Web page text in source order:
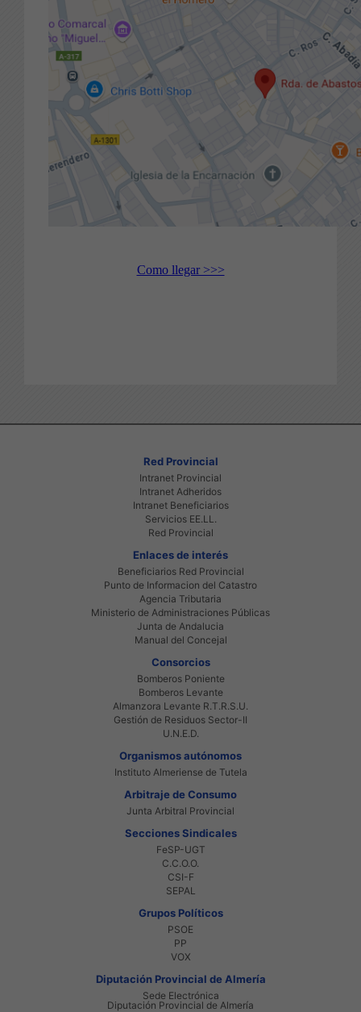
Como llegar >>>
Red Provincial
Intranet Provincial
Intranet Adheridos
Intranet Beneficiarios
Servicios EE.LL.
Red Provincial
Enlaces de interés
Beneficiarios Red Provincial
Punto de Informacion del Catastro
Agencia Tributaria
Ministerio de Administraciones Públicas
Junta de Andalucia
Manual del Concejal
Consorcios
Bomberos Poniente
Bomberos Levante
Almanzora Levante R.T.R.S.U.
Gestión de Residuos Sector-II
U.N.E.D.
Organismos autónomos
Instituto Almeriense de Tutela
Arbitraje de Consumo
Junta Arbitral Provincial
Secciones Sindicales
FeSP-UGT
C.C.O.O.
CSI-F
SEPAL
Grupos Políticos
PSOE
PP
VOX
Diputación Provincial de Almería
Sede Electrónica
Diputación Provincial de Almería